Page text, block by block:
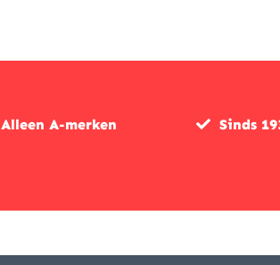
Alleen A-merken Sinds